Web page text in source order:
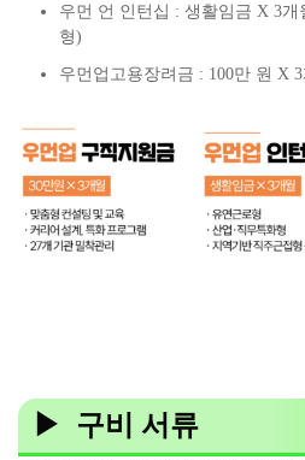
우먼 언 인턴십 : 생활임금 X 3
형)
우먼업고용장려금 : 100만 원 X
▶ 구비 서류